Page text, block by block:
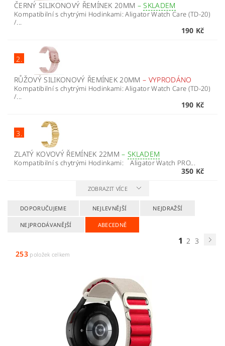
ČERNÝ SILIKONOVÝ ŘEMÍNEK 20MM –SKLADEM
Kompatibilní s chytrými Hodinkami: Aligator Watch Care (TD-20)
/...
190 Kč
2.
RŮŽOVÝ SILIKONOVÝ ŘEMÍNEK 20MM– VYPRODÁNO
Kompatibilní s chytrými Hodinkami: Aligator Watch Care (TD-20)
/...
190 Kč
3.
ZLATÝ KOVOVÝ ŘEMÍNEK 22MM–SKLADEM
Kompatibilní s chytrými Hodinkami: Aligator Watch PRO...
350 Kč
ZOBRAZIT VÍCE
DOPORUČUJEME NEJLEVNĚJŠÍ NEJDRAŽŠÍ
NEJPRODÁVANĚJŠÍ ABECEDNĚ
1 2 3
253položek celkem